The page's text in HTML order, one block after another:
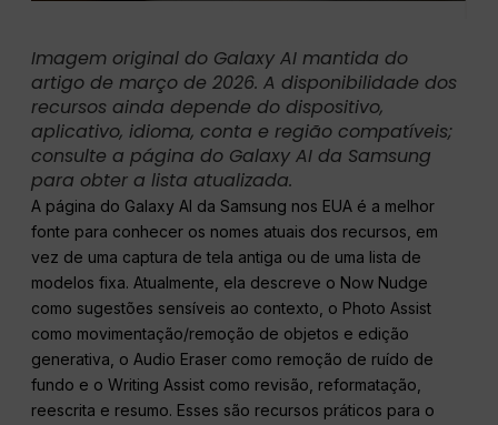
Imagem original do Galaxy AI mantida do
artigo de março de 2026. A disponibilidade dos
recursos ainda depende do dispositivo,
aplicativo, idioma, conta e região compatíveis;
consulte a página do Galaxy AI da Samsung
para obter a lista atualizada.
A página do Galaxy AI da Samsung nos EUA é a melhor
fonte para conhecer os nomes atuais dos recursos, em
vez de uma captura de tela antiga ou de uma lista de
modelos fixa. Atualmente, ela descreve o Now Nudge
como sugestões sensíveis ao contexto, o Photo Assist
como movimentação/remoção de objetos e edição
generativa, o Audio Eraser como remoção de ruído de
fundo e o Writing Assist como revisão, reformatação,
reescrita e resumo. Esses são recursos práticos para o